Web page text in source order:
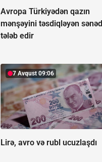
Avropa Türkiyədən qazın
mənşəyini təsdiqləyən sənəd
tələb edir
7 Avqust 09:06
Lirə, avro və rubl ucuzlaşdı